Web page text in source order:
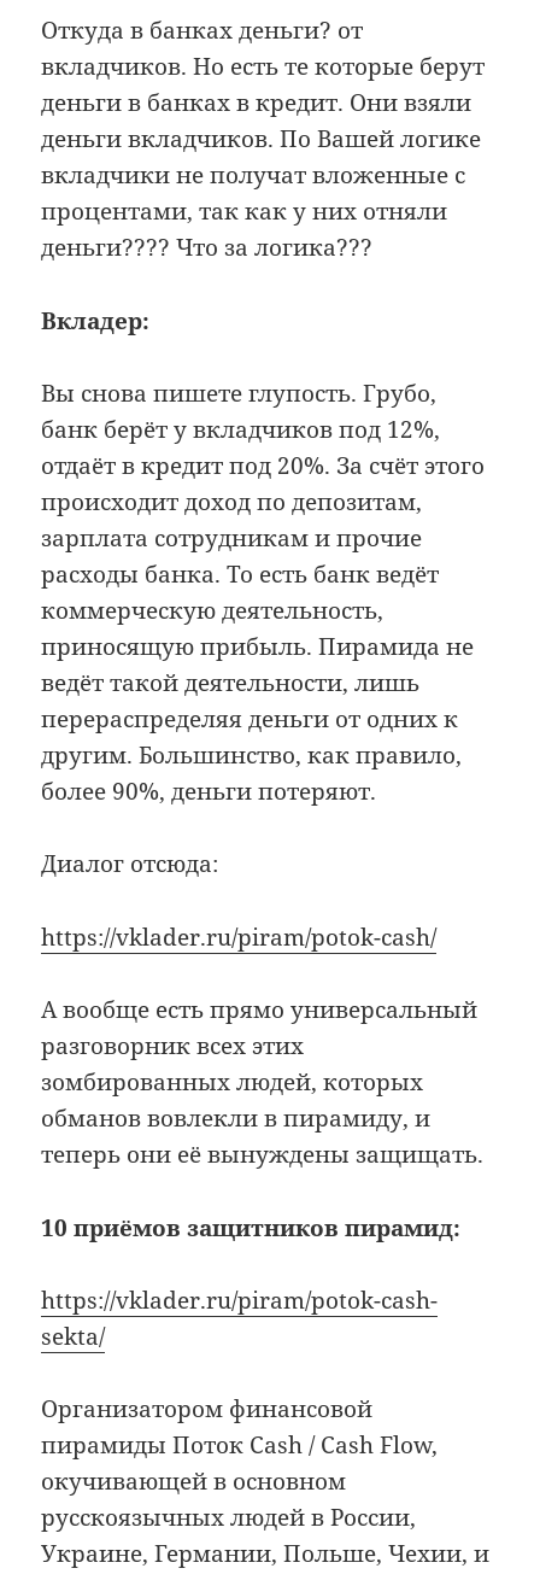
Откуда в банках деньги? от
вкладчиков. Но есть те которые берут
деньги в банках в кредит. Они взяли
деньги вкладчиков. По Вашей логике
вкладчики не получат вложенные с
процентами, так как у них отняли
деньги???? Что за логика???
Вкладер:
Вы снова пишете глупость. Грубо,
банк берёт у вкладчиков под 12%,
отдаёт в кредит под 20%. За счёт этого
происходит доход по депозитам,
зарплата сотрудникам и прочие
расходы банка. То есть банк ведёт
коммерческую деятельность,
приносящую прибыль. Пирамида не
ведёт такой деятельности, лишь
перераспределяя деньги от одних к
другим. Большинство, как правило,
более 90%, деньги потеряют.
Диалог отсюда:
https://vklader.ru/piram/potok-cash/
А вообще есть прямо универсальный
разговорник всех этих
зомбированных людей, которых
обманов вовлекли в пирамиду, и
теперь они её вынуждены защищать.
10 приёмов защитников пирамид:
https://vklader.ru/piram/potok-cash-
sekta/
Организатором финансовой
пирамиды Поток Cash / Cash Flow,
окучивающей в основном
русскоязычных людей в России,
Украине, Германии, Польше, Чехии, и